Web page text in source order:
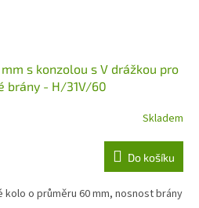
s konzolou s V drážkou pro
brány - H/31V/60
Skladem
Do košíku
o průměru 60 mm, nosnost brány